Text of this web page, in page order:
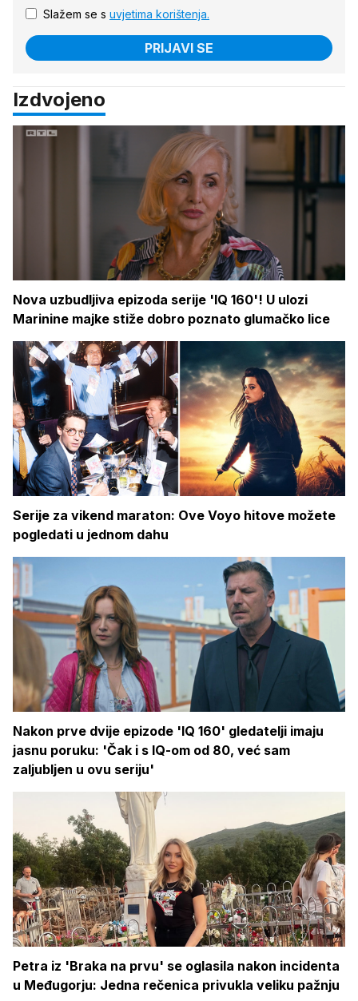
Slažem se s uvjetima korištenja.
PRIJAVI SE
Izdvojeno
Nova uzbudljiva epizoda serije 'IQ 160'! U ulozi
Marinine majke stiže dobro poznato glumačko lice
Serije za vikend maraton: Ove Voyo hitove možete
pogledati u jednom dahu
Nakon prve dvije epizode 'IQ 160' gledatelji imaju
jasnu poruku: 'Čak i s IQ-om od 80, već sam
zaljubljen u ovu seriju'
Petra iz 'Braka na prvu' se oglasila nakon incidenta
u Međugorju: Jedna rečenica privukla veliku pažnju